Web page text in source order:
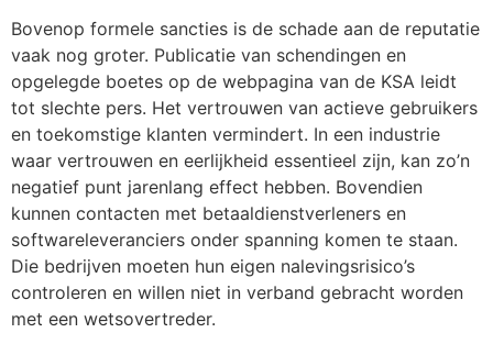
Bovenop formele sancties is de schade aan de reputatie
vaak nog groter. Publicatie van schendingen en
opgelegde boetes op de webpagina van de KSA leidt
tot slechte pers. Het vertrouwen van actieve gebruikers
en toekomstige klanten vermindert. In een industrie
waar vertrouwen en eerlijkheid essentieel zijn, kan zo’n
negatief punt jarenlang effect hebben. Bovendien
kunnen contacten met betaaldienstverleners en
softwareleveranciers onder spanning komen te staan.
Die bedrijven moeten hun eigen nalevingsrisico’s
controleren en willen niet in verband gebracht worden
met een wetsovertreder.